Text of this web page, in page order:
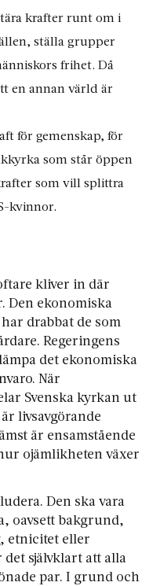
krafter runt om i
ställa grupper
frihet. Då
en annan värld är
för gemenskap, för
som står öppen
som vill splittra
kvinnor.
kliver in där
Den ekonomiska
drabbat de som
Regeringens
det ekonomiska
När
Svenska kyrkan ut
livsavgörande
är ensamstående
ojämlikheten växer
Den ska vara
oavsett bakgrund,
etnicitet eller
självklart att alla
par. I grund och